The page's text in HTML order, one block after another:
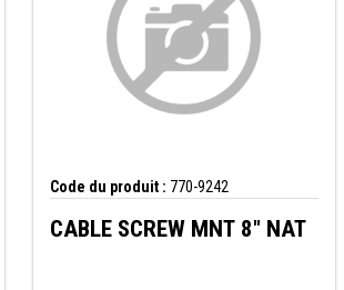
Code du produit : 770-9242
CABLE SCREW MNT 8" NAT